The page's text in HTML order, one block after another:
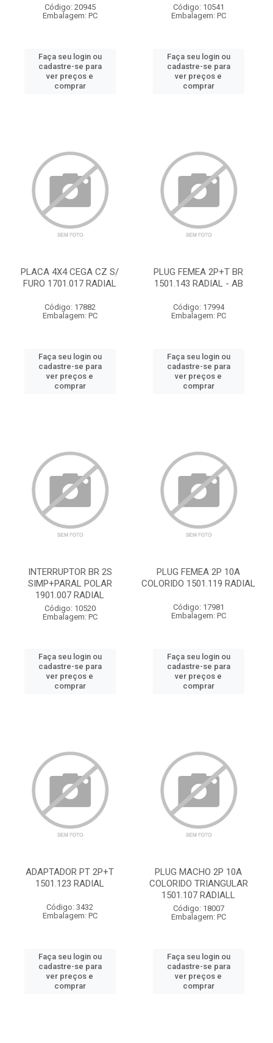
Código: 20945
Embalagem: PC
Faça seu login ou
cadastre-se para
ver preços e
comprar
Código: 10541
Embalagem: PC
Faça seu login ou
cadastre-se para
ver preços e
comprar
PLACA 4X4 CEGA CZ S/
FURO 1701.017 RADIAL
Código: 17882
Embalagem: PC
Faça seu login ou
cadastre-se para
ver preços e
comprar
PLUG FEMEA 2P+T BR
1501.143 RADIAL - AB
Código: 17994
Embalagem: PC
Faça seu login ou
cadastre-se para
ver preços e
comprar
INTERRUPTOR BR 2S
SIMP+PARAL POLAR
1901.007 RADIAL
Código: 10520
Embalagem: PC
Faça seu login ou
cadastre-se para
ver preços e
comprar
PLUG FEMEA 2P 10A
COLORIDO 1501.119 RADIAL
Código: 17981
Embalagem: PC
Faça seu login ou
cadastre-se para
ver preços e
comprar
ADAPTADOR PT 2P+T
1501.123 RADIAL
Código: 3432
Embalagem: PC
Faça seu login ou
cadastre-se para
ver preços e
comprar
PLUG MACHO 2P 10A
COLORIDO TRIANGULAR
1501.107 RADIALL
Código: 18007
Embalagem: PC
Faça seu login ou
cadastre-se para
ver preços e
comprar